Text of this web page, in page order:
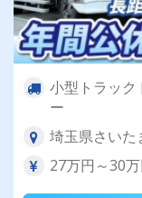
小型トラック
ー
埼玉県さいた
27万円～30